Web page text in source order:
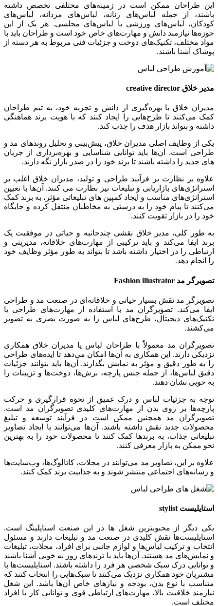
این طراحان ممکن است در زمینه‌های مختلفی تخصص داشته
باشند، از جمله لباس‌های زنانه، لباس‌های مردانه، لباس‌های
کودکان، لباس‌های ورزشی یا لباس‌های مجلسی. هر یک از این
حوزه‌ها نیازمند دانش و مهارت‌های خاص خود است و طراحان باید با
مواد مختلف، تکنیک‌های دوخت و جزئیات فنی مربوط به هر دسته از
پوشاک آشنا باشند.
مدیر خلاق creative director
مدیران خلاق با بهره‌گیری از دانش و تجربه خود، به تیم طراحان
کمک می‌کنند تا طرح‌هایی را ایجاد کنند که با هویت برند هماهنگی
داشته و بتواند بازار هدف را جذب کند.
یکی از وظایف اصلی مدیران خلاق، پیش‌بینی و تحلیل روندهای مد و
طراحی است. آن‌ها باید توانایی شناسایی و بهره‌برداری از جریان
های جدید را داشته باشند تا برند خود را در صدر بازار نگه دارند.
علاوه بر نظارت بر فرآیند طراحی و تولید، مدیران خلاق اغلب بر
استراتژی‌های بازاریابی و تبلیغات نیز نظارت می کنند. آن‌ها با تعیین
استراتژی‌های مناسب و ایجاد کمپین‌ های تبلیغاتی مؤثر، به برند کمک
می‌کنند تا پیام خود را به درستی به مخاطبان منتقل کرده و جایگاه
خود را در بازار تقویت کنند.
به طور کلی، مدیر خلاق نقشی چندجانبه و حیاتی در موفقیت یک
برند ایفا می‌کند و باید ترکیبی از مهارت‌های خلاقانه، مدیریتی و
ارتباطی را در اختیار داشته باشد تا بتواند به طور مؤثر وظایف خود
را انجام دهد.
تصویرگر مد Fashion illustrator
تصویرگر مد نقش بسیار حیاتی و خلاقانه‌ای در صنعت مد و طراحی
ایفا می‌کند. تصویرگران مد با استفاده از مهارت‌های طراحی یا
تکنیک‌های دیجیتال، طرح‌های لباس را به صورت بصری به تصویر
می‌کشند.
تصویرگران مد معمولاً با طراحان لباس یا مدیران خلاق همکاری
نزدیکی دارند. این همکاری به آن‌ها امکان می‌دهد تا ایده‌های طراحی
را به طور دقیق و مؤثر به نمایش بگذارند. آن‌ها باید بتوانند جزئیات
دقیق لباس‌ها، از جمله جنس پارچه، برش‌ها، دوخت‌ها و تزیینات را
به خوبی نشان دهند.
توجه به جزئیات لباس و درک عمیق از نحوه قرارگیری و حرکت
پارچه‌ها بر روی بدن از مهارت‌های کلیدی تصویرگران مد است.
تصویرگران مد همچنین ممکن است در فرآیند توسعه و تبلیغ
محصولات جدید نقش داشته باشند. آن‌ها می‌توانند با ایجاد تصاویر
تبلیغاتی جذاب، به برندها کمک کنند تا محصولات خود را به بهترین
نحو ممکن به بازار معرفی کنند.
علاوه بر این، تصاویر مد می‌توانند در مجلات، کاتالوگ‌ها، وب‌سایت‌ها
و رسانه‌های اجتماعی منتشر شوند و به جذابیت برند کمک کنند.
استایلیست stylist
یکی دیگر از محبوبترین شغل ها در این صنعت استایلینگ است.
استایلیست‌ها نقش کلیدی در صنعت مد و تبلیغات دارند و مسئول
انتخاب و ترکیب لباس‌ها و لوازم جانبی برای افراد، مجلات، تبلیغات
و نمایش‌های مد هستند. آن‌ها باید با ترندهای روز به خوبی آشنا باشند
و توانایی درک سبک شخصی هر فرد را داشته باشند. استایلیست‌ها با
مشتریان خود همکاری نزدیک می‌کنند تا سبک‌هایی را انتخاب کنند که
متناسب با نوع بدن، بودجه و نیازهای خاص آن‌ها باشد. این شغل
نیازمند خلاقیت بالا، مهارت‌های ارتباطی قوی و توانایی کار با افراد
مختلف است.